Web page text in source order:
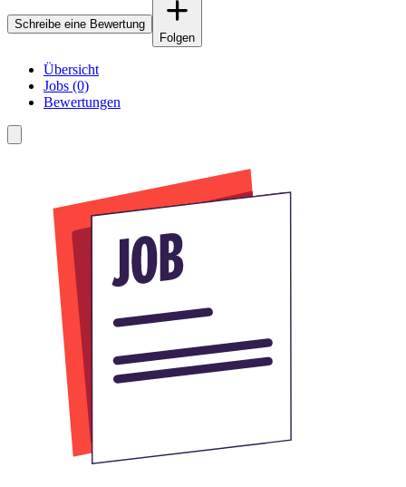
Schreibe eine Bewertung
Folgen
Übersicht
Jobs (0)
Bewertungen